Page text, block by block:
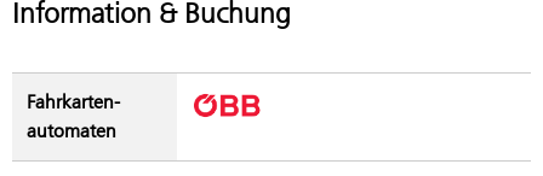
Information & Buchung
Fahrkarten­
automaten